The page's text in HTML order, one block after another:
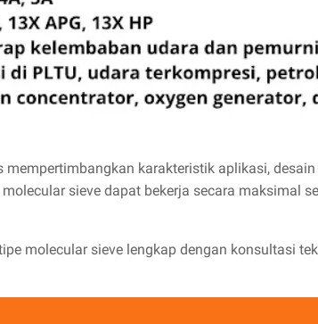
karakteristik aplikasi, desain
sieve dapat bekerja secara maksimal
molecular sieve lengkap dengan konsultasi